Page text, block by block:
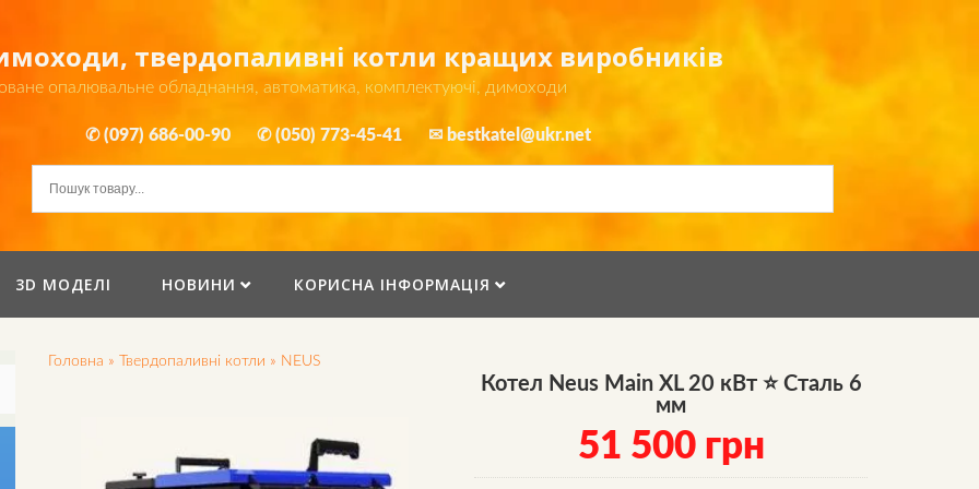
твердопаливні котли кращих виробників
опалювальне обладнання, автоматика, комплектуючі, димоходи
✆ (097) 686-00-90 ✆ (050) 773-45-41 ✉ bestkatel@ukr.net
3D МОДЕЛІ НОВИНИ КОРИСНА ІНФОРМАЦІЯ
Головна » Твердопаливні котли » NEUS
Котел Neus Main XL 20 кВт ⭐ Сталь 6
мм
51 500 грн